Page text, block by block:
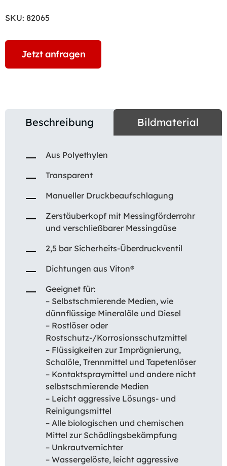
SKU: 82065
Jetzt anfragen
Beschreibung Bildmaterial
Aus Polyethylen
Transparent
Manueller Druckbeaufschlagung
Zerstäuberkopf mit Messingförderrohr
und verschließbarer Messingdüse
2,5 bar Sicherheits-Überdruckventil
Dichtungen aus Viton®
Geeignet für:
– Selbstschmierende Medien, wie
dünnflüssige Mineralöle und Diesel
– Rostlöser oder
Rostschutz-/Korrosionsschutzmittel
– Flüssigkeiten zur Imprägnierung,
Schalöle, Trennmittel und Tapetenlöser
– Kontaktspraymittel und andere nicht
selbstschmierende Medien
– Leicht aggressive Lösungs- und
Reinigungsmittel
– Alle biologischen und chemischen
Mittel zur Schädlingsbekämpfung
– Unkrautvernichter
– Wassergelöste, leicht aggressive